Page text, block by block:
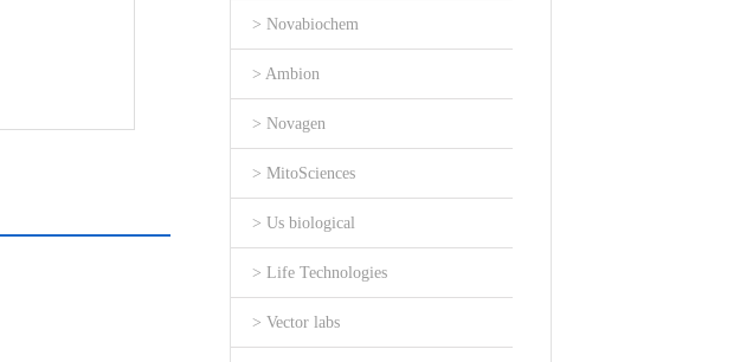
> Novabiochem
> Ambion
> Novagen
> MitoSciences
> Us biological
> Life Technologies
> Vector labs